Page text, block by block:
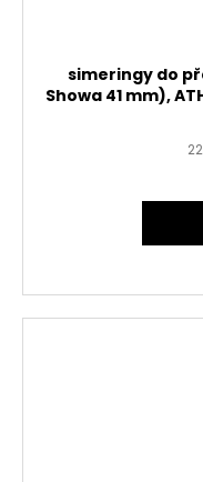
simeringy do
Showa 41 mm),